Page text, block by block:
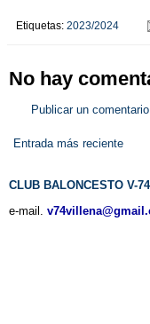
Etiquetas: 2023/2024
No hay
Publicar un comentario
Entrada más reciente
CLUB BALONCESTO V-
e-mail.